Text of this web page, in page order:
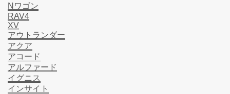
Nワゴン
RAV4
XV
アウトランダー
アクア
アコード
アルファード
イグニス
インサイト